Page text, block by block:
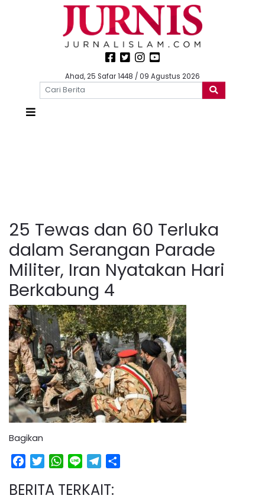
Ahad, 25 Safar 1448 / 09 Agustus 2026
25 Tewas dan 60 Terluka
dalam Serangan Parade
Militer, Iran Nyatakan Hari
Berkabung 4
Bagikan
Facebook
TwitterWhatsApp
Line Telegram
BERITA TERKAIT: